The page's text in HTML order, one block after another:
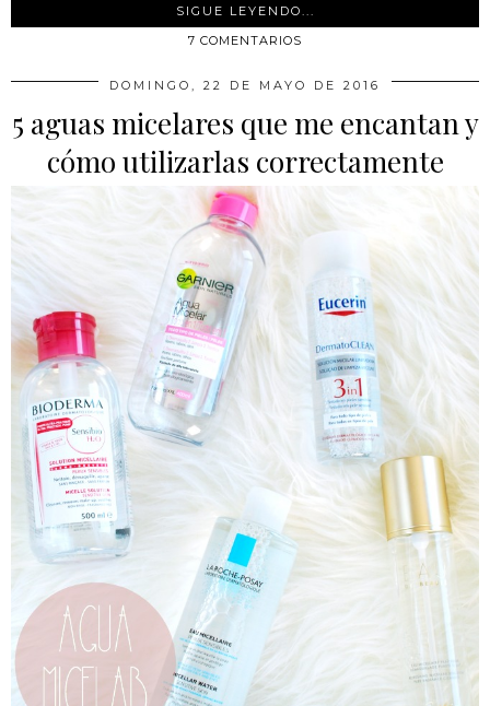
SIGUE LEYENDO...
7 COMENTARIOS
DOMINGO, 22 DE MAYO DE 2016
5 aguas micelares que me encantan y
cómo utilizarlas correctamente